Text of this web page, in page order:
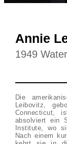
Annie
1949
Die
Leibovitz,
Connecticut,
absolviert ein
Institute, wo
Nach einem